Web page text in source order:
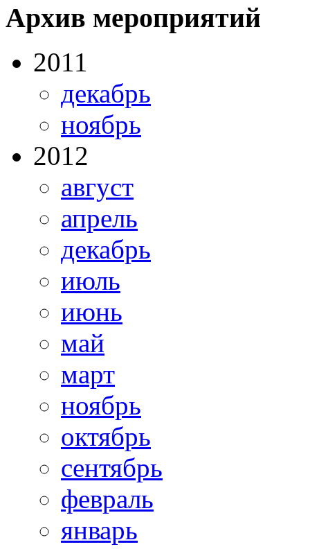
Архив мероприятий
2011
декабрь
ноябрь
2012
август
апрель
декабрь
июль
июнь
май
март
ноябрь
октябрь
сентябрь
февраль
январь